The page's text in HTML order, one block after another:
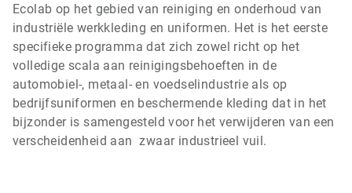
Ecolab op het gebied van reiniging en onderhoud van
industriële werkkleding en uniformen. Het is het eerste
specifieke programma dat zich zowel richt op het
volledige scala aan reinigingsbehoeften in de
automobiel-, metaal- en voedselindustrie als op
bedrijfsuniformen en beschermende kleding dat in het
bijzonder is samengesteld voor het verwijderen van een
verscheidenheid aanzwaar industrieel vuil.